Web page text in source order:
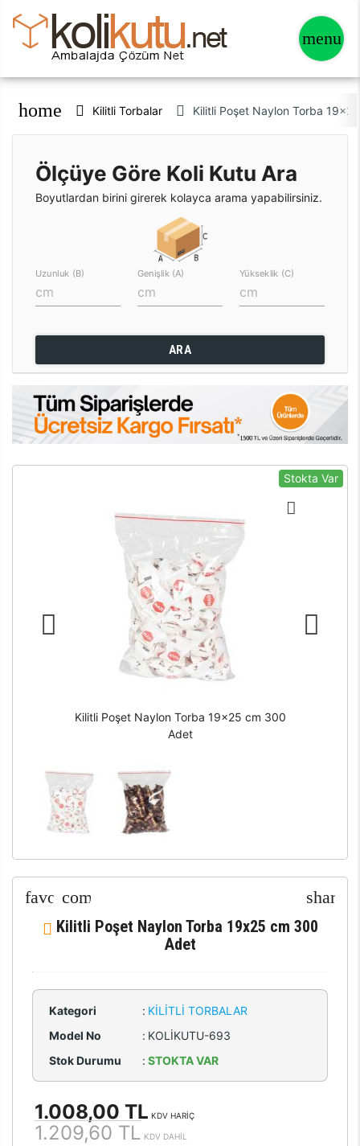
home Kilitli Torbalar Kilitli Poşet Naylon Torba
Ölçüye Göre Koli Kutu Ara
Boyutlardan birini girerek kolayca arama yapabilirsiniz.
Uzunluk (B) Genişlik (A) Yükseklik (C)
ARA
Stokta Var
Kilitli Poşet Naylon Torba 19x25 cm 300
Adet
Kilitli Poşet Naylon Torba 19x25 cm 300
Adet
Kategori : KILITLI TORBALAR
Model No
: KOLİKUTU-693
Stok Durumu
: STOKTA VAR
1.008,00 TL KDV HARİÇ
1.209,60 TL KDV DAHİL